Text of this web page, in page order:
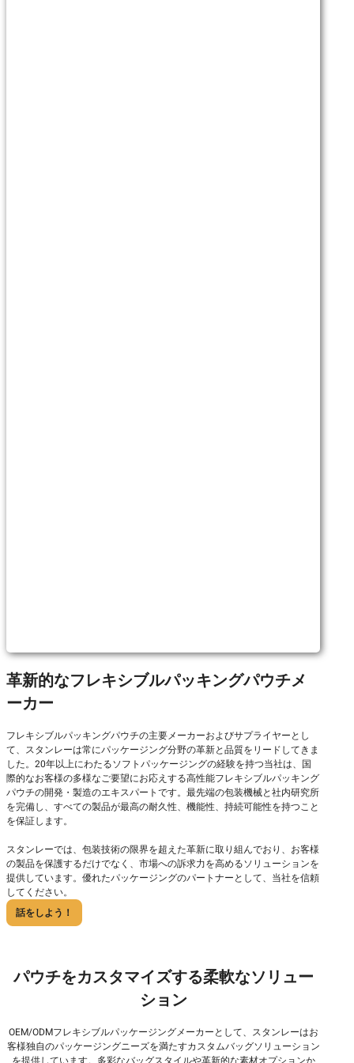
革新的なフレキシブルパッキングパウチメ
ーカー
フレキシブルパッキングパウチの主要メーカーおよびサプライヤーとし
て、スタンレーは常にパッケージング分野の革新と品質をリードしてきま
した。20年以上にわたるソフトパッケージングの経験を持つ当社は、国
際的なお客様の多様なご要望にお応えする高性能フレキシブルパッキング
パウチの開発・製造のエキスパートです。最先端の包装機械と社内研究所
を完備し、すべての製品が最高の耐久性、機能性、持続可能性を持つこと
を保証します。
スタンレーでは、包装技術の限界を超えた革新に取り組んでおり、お客様
の製品を保護するだけでなく、市場への訴求力を高めるソリューションを
提供しています。優れたパッケージングのパートナーとして、当社を信頼
してください。
話をしよう！
パウチをカスタマイズする柔軟なソリュー
ション
OEM/ODMフレキシブルパッケージングメーカーとして、スタンレーはお
客様独自のパッケージングニーズを満たすカスタムバッグソリューション